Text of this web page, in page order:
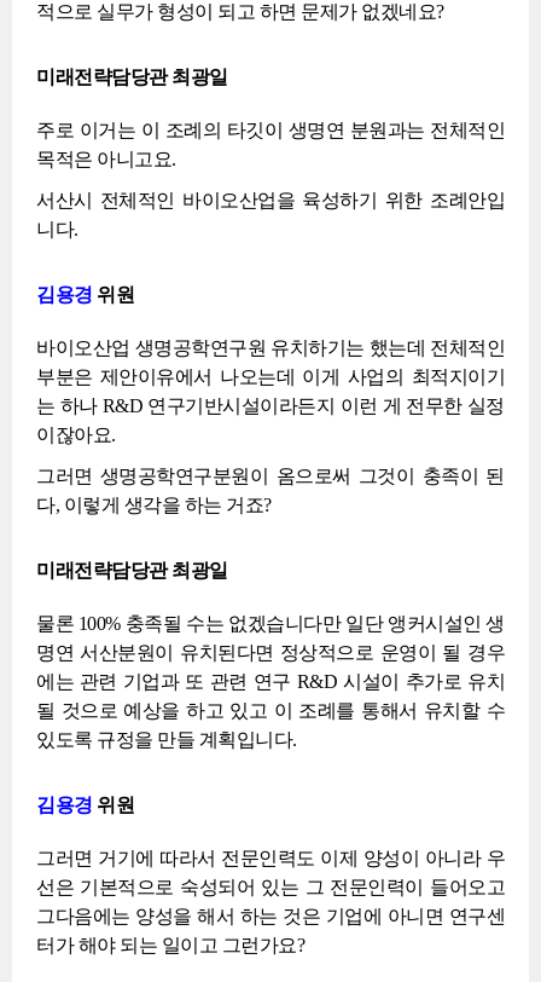
적으로 실무가 형성이 되고 하면 문제가 없겠네요?
미래전략담당관 최광일
주로 이거는 이 조례의 타깃이 생명연 분원과는 전체적인
목적은 아니고요.
서산시 전체적인 바이오산업을 육성하기 위한 조례안입
니다.
김용경 위원
바이오산업 생명공학연구원 유치하기는 했는데 전체적인
부분은 제안이유에서 나오는데 이게 사업의 최적지이기
는 하나 R&D 연구기반시설이라든지 이런 게 전무한 실정
이잖아요.
그러면 생명공학연구분원이 옴으로써 그것이 충족이 된
다, 이렇게 생각을 하는 거죠?
미래전략담당관 최광일
물론 100% 충족될 수는 없겠습니다만 일단 앵커시설인 생
명연 서산분원이 유치된다면 정상적으로 운영이 될 경우
에는 관련 기업과 또 관련 연구 R&D 시설이 추가로 유치
될 것으로 예상을 하고 있고 이 조례를 통해서 유치할 수
있도록 규정을 만들 계획입니다.
김용경 위원
그러면 거기에 따라서 전문인력도 이제 양성이 아니라 우
선은 기본적으로 숙성되어 있는 그 전문인력이 들어오고
그다음에는 양성을 해서 하는 것은 기업에 아니면 연구센
터가 해야 되는 일이고 그런가요?